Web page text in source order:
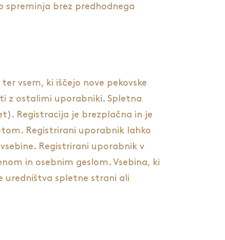
spreminja brez predhodnega
vsem, ki iščejo nove pekovske
z ostalimi uporabniki. Spletna
Registracija je brezplačna in je
Registrirani uporabnik lahko
Registrirani uporabnik v
in osebnim geslom. Vsebina, ki
uredništva spletne strani ali